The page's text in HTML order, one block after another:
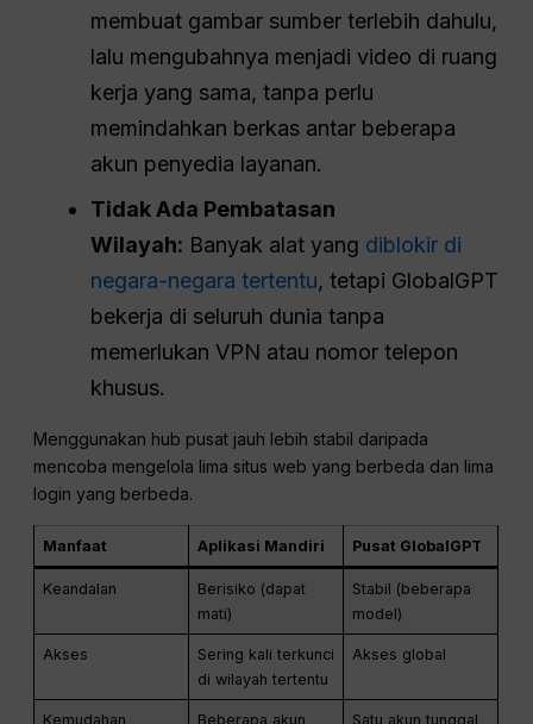
membuat gambar sumber terlebih dahulu,
lalu mengubahnya menjadi video di ruang
kerja yang sama, tanpa perlu
memindahkan berkas antar beberapa
akun penyedia layanan.
Tidak Ada Pembatasan
Wilayah: Banyak alat yang diblokir di
negara-negara tertentu, tetapi GlobalGPT
bekerja di seluruh dunia tanpa
memerlukan VPN atau nomor telepon
khusus.
Menggunakan hub pusat jauh lebih stabil daripada
mencoba mengelola lima situs web yang berbeda dan lima
login yang berbeda.
Manfaat Aplikasi Mandiri Pusat GlobalGPT
Keandalan
Berisiko (dapat
mati)
Stabil (beberapa
model)
Akses
Sering kali terkunci
di wilayah tertentu
Akses global
Kemudahan
Beberapa akun Satu akun tunggal